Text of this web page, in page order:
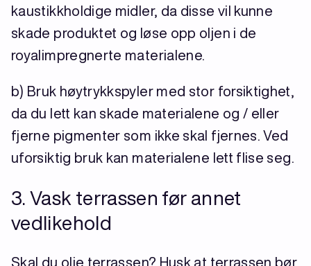
kaustikkholdige midler, da disse vil kunne
skade produktet og løse opp oljen i de
royalimpregnerte materialene.
b) Bruk høytrykkspyler med stor forsiktighet,
da du lett kan skade materialene og / eller
fjerne pigmenter som ikke skal fjernes. Ved
uforsiktig bruk kan materialene lett flise seg.
3. Vask terrassen før annet
vedlikehold
Skal du olje terrassen? Husk at terrassen bør